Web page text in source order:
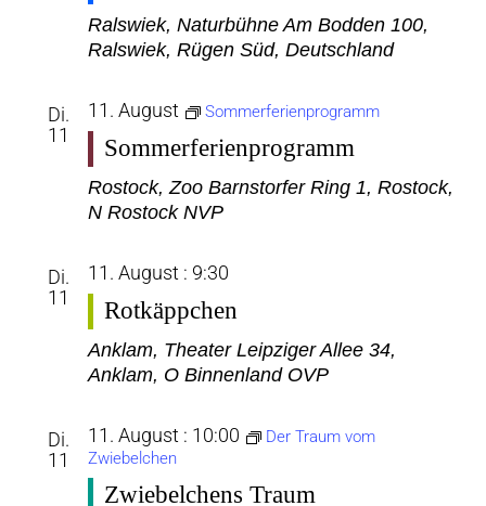
Ralswiek, NaturbühneAm Bodden 100,
Ralswiek, Rügen Süd, Deutschland
Di.
11
11. August Sommerferienprogramm
Sommerferienprogramm
Rostock, Zoo Barnstorfer Ring 1, Rostock,
N Rostock NVP
Di.
11
11. August : 9:30
Rotkäppchen
Anklam, Theater Leipziger Allee 34,
Anklam, O Binnenland OVP
Di.
11
11. August : 10:00
Der Traum vom
Zwiebelchen
Zwiebelchens Traum